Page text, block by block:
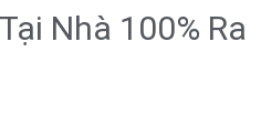
Nhà 100% Ra